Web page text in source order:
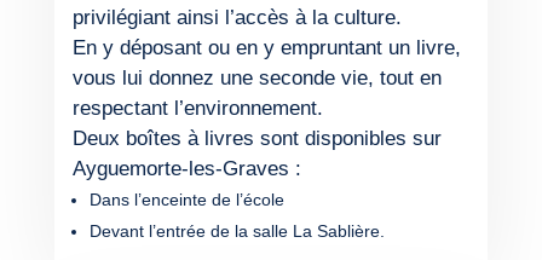
privilégiant ainsi l’accès à la culture.
En y déposant ou en y empruntant un livre,
vous lui donnez une seconde vie, tout en
respectant l’environnement.
Deux boîtes à livres sont disponibles sur
Ayguemorte-les-Graves :
Dans l’enceinte de l’école
Devant l’entrée de la salle La Sablière.